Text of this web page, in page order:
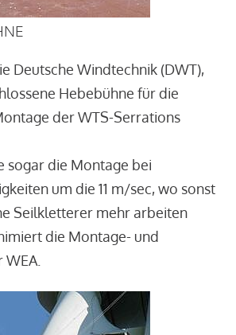
Deutsche Windtechnik (DWT),
Hebebühne für die
der WTS-Serrations
sogar die Montage bei
um die 11 m/sec, wo sonst
Seilkletterer mehr arbeiten
die Montage- und